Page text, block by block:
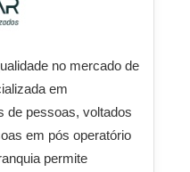
no mercado de
em
de pessoas, voltados
em pós operatório
permite